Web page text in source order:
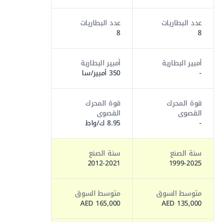
عدد البطاريات
8
عدد البطاريات
8
أمبير البطارية
-
أمبير البطارية
350 أمبير/سا
قوة المحرك
القصوى
-
قوة المحرك
القصوى
8.95 ك/واط
سنة الصنع
1999-2025
سنة الصنع
2012-2021
متوسط السوق
135,000 AED
متوسط السوق
165,000 AED